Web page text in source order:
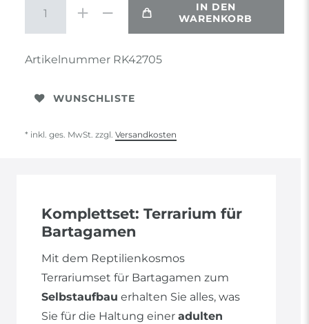
IN DEN
WARENKORB
Artikelnummer RK42705
WUNSCHLISTE
* inkl. ges. MwSt. zzgl. Versandkosten
Komplettset: Terrarium für
Bartagamen
Mit dem Reptilienkosmos
Terrariumset für Bartagamen zum
Selbstaufbau erhalten Sie alles, was
Sie für die Haltung einer adulten